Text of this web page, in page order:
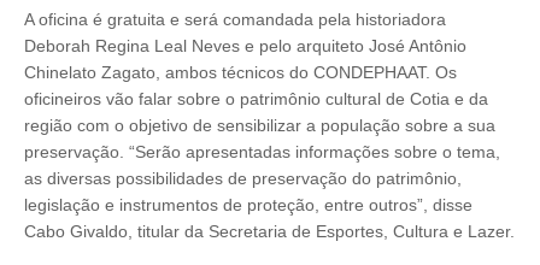
A oficina é gratuita e será comandada pela historiadora
Deborah Regina Leal Neves e pelo arquiteto José Antônio
Chinelato Zagato, ambos técnicos do CONDEPHAAT. Os
oficineiros vão falar sobre o patrimônio cultural de Cotia e da
região com o objetivo de sensibilizar a população sobre a sua
preservação. “Serão apresentadas informações sobre o tema,
as diversas possibilidades de preservação do patrimônio,
legislação e instrumentos de proteção, entre outros”, disse
Cabo Givaldo, titular da Secretaria de Esportes, Cultura e Lazer.